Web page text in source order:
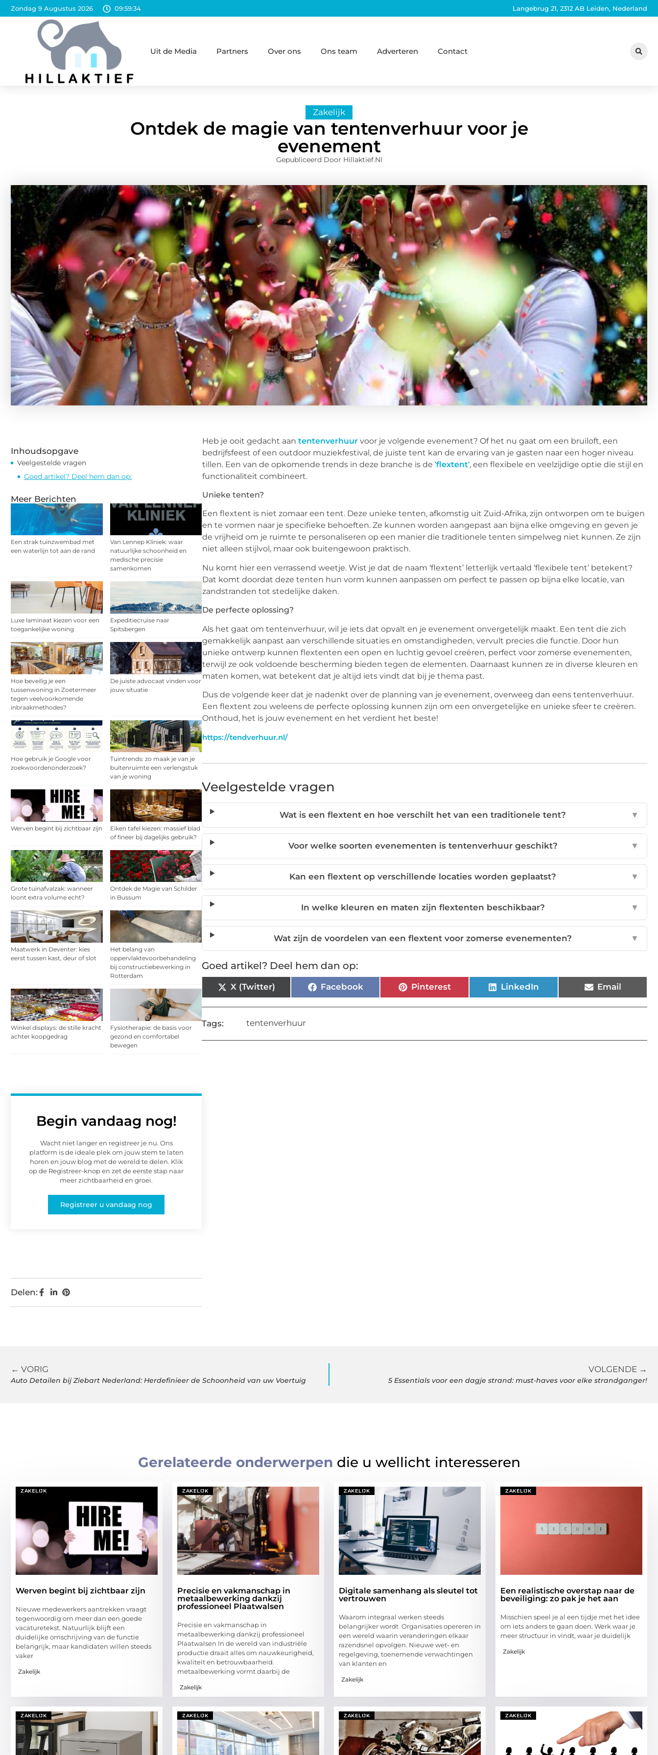
Zondag 9 Augustus 2026 09:59:36 Langebrug 21, 2312 AB Leiden, Nederland
Uit de Media Partners Over ons Ons team Adverteren Contact
Zakelijk
Ontdek de magie van tentenverhuur voor je
evenement
Gepubliceerd Door Hillaktief.nl
Inhoudsopgave
Veelgestelde vragen
Goed artikel? Deel hem dan op:
Meer Berichten
Een strak tuinzwembad met
een waterlijn tot aan de rand
Van Lennep Kliniek: waar
natuurlijke schoonheid en
medische precisie
samenkomen
Luxe laminaat kiezen voor een
toegankelijke woning
Expeditiecruise naar
Spitsbergen
Hoe beveilig je een
tussenwoning in Zoetermeer
tegen veelvoorkomende
inbraakmethodes?
De juiste advocaat vinden voor
jouw situatie
Hoe gebruik je Google voor
zoekwoordenonderzoek?
Tuintrends: zo maak je van je
buitenruimte een verlengstuk
van je woning
Werven begint bij zichtbaar zijn
Eiken tafel kiezen: massief blad
of fineer bij dagelijks gebruik?
Grote tuinafvalzak: wanneer
loont extra volume echt?
Ontdek de Magie van Schilder
in Bussum
Maatwerk in Deventer: kies
eerst tussen kast, deur of slot
Het belang van
oppervlaktevoorbehandeling
bij constructiebewerking in
Rotterdam
Winkel displays: de stille kracht
achter koopgedrag
Fysiotherapie: de basis voor
gezond en comfortabel
bewegen
Begin vandaag nog!
Wacht niet langer en registreer je nu. Ons
platform is de ideale plek om jouw stem te laten
horen en jouw blog met de wereld te delen. Klik
op de Registreer-knop en zet de eerste stap naar
meer zichtbaarheid en groei.
Registreer u vandaag nog
Delen:
Heb je ooit gedacht aan tentenverhuur voor je volgende evenement? Of het nu gaat om een bruiloft, een
bedrijfsfeest of een outdoor muziekfestival, de juiste tent kan de ervaring van je gasten naar een hoger niveau
tillen. Een van de opkomende trends in deze branche is de ‘flextent‘, een flexibele en veelzijdige optie die stijl en
functionaliteit combineert.
Unieke tenten?
Een flextent is niet zomaar een tent. Deze unieke tenten, afkomstig uit Zuid-Afrika, zijn ontworpen om te buigen
en te vormen naar je specifieke behoeften. Ze kunnen worden aangepast aan bijna elke omgeving en geven je
de vrijheid om je ruimte te personaliseren op een manier die traditionele tenten simpelweg niet kunnen. Ze zijn
niet alleen stijlvol, maar ook buitengewoon praktisch.
Nu komt hier een verrassend weetje. Wist je dat de naam ‘flextent’ letterlijk vertaald ‘flexibele tent’ betekent?
Dat komt doordat deze tenten hun vorm kunnen aanpassen om perfect te passen op bijna elke locatie, van
zandstranden tot stedelijke daken.
De perfecte oplossing?
Als het gaat om tentenverhuur, wil je iets dat opvalt en je evenement onvergetelijk maakt. Een tent die zich
gemakkelijk aanpast aan verschillende situaties en omstandigheden, vervult precies die functie. Door hun
unieke ontwerp kunnen flextenten een open en luchtig gevoel creëren, perfect voor zomerse evenementen,
terwijl ze ook voldoende bescherming bieden tegen de elementen. Daarnaast kunnen ze in diverse kleuren en
maten komen, wat betekent dat je altijd iets vindt dat bij je thema past.
Dus de volgende keer dat je nadenkt over de planning van je evenement, overweeg dan eens tentenverhuur.
Een flextent zou weleens de perfecte oplossing kunnen zijn om een onvergetelijke en unieke sfeer te creëren.
Onthoud, het is jouw evenement en het verdient het beste!
https://tendverhuur.nl/
Veelgestelde vragen
Wat is een flextent en hoe verschilt het van een traditionele tent? ▼
Voor welke soorten evenementen is tentenverhuur geschikt? ▼
Kan een flextent op verschillende locaties worden geplaatst? ▼
In welke kleuren en maten zijn flextenten beschikbaar? ▼
Wat zijn de voordelen van een flextent voor zomerse evenementen? ▼
Goed artikel? Deel hem dan op:
X (Twitter) Facebook Pinterest LinkedIn Email
Tags: tentenverhuur
← VORIG
Auto Detailen bij Ziebart Nederland: Herdefinieer de Schoonheid van uw Voertuig
VOLGENDE →
5 Essentials voor een dagje strand: must-haves voor elke strandganger!
Gerelateerde onderwerpen die u wellicht interesseren
ZAKELIJK
Werven begint bij zichtbaar zijn
Nieuwe medewerkers aantrekken vraagt
tegenwoordig om meer dan een goede
vacaturetekst. Natuurlijk blijft een
duidelijke omschrijving van de functie
belangrijk, maar kandidaten willen steeds
vaker
Zakelijk
ZAKELIJK
Precisie en vakmanschap in
metaalbewerking dankzij
professioneel Plaatwalsen
Precisie en vakmanschap in
metaalbewerking dankzij professioneel
Plaatwalsen In de wereld van industriële
productie draait alles om nauwkeurigheid,
kwaliteit en betrouwbaarheid.
metaalbewerking vormt daarbij de
Zakelijk
ZAKELIJK
Digitale samenhang als sleutel tot
vertrouwen
Waarom integraal werken steeds
belangrijker wordt Organisaties opereren in
een wereld waarin veranderingen elkaar
razendsnel opvolgen. Nieuwe wet- en
regelgeving, toenemende verwachtingen
van klanten en
Zakelijk
ZAKELIJK
Een realistische overstap naar de
beveiliging: zo pak je het aan
Misschien speel je al een tijdje met het idee
om iets anders te gaan doen. Werk waar je
meer structuur in vindt, waar je duidelijk
Zakelijk
ZAKELIJK ZAKELIJK ZAKELIJK ZAKELIJK